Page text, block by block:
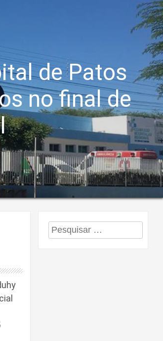
de Patos
no final de
Pesquisar
por: